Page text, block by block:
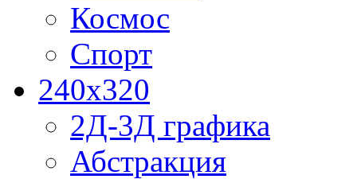
Космос
Спорт
240x320
2Д-3Д графика
Абстракция